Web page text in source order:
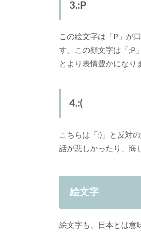
3.:P
この絵文字は「P」が
す。この顔文字は「;P
とより表情豊かになり
4.:(
こちらは「:)」と反対
話が悲しかったり、悔
絵文字
絵文字も、日本とは意